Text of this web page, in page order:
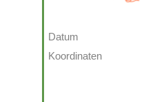
Datum
Koordinaten